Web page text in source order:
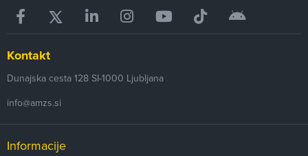
Kontakt
Dunajska cesta 128 SI-1000 Ljubljana
info@amzs.si
Informacije